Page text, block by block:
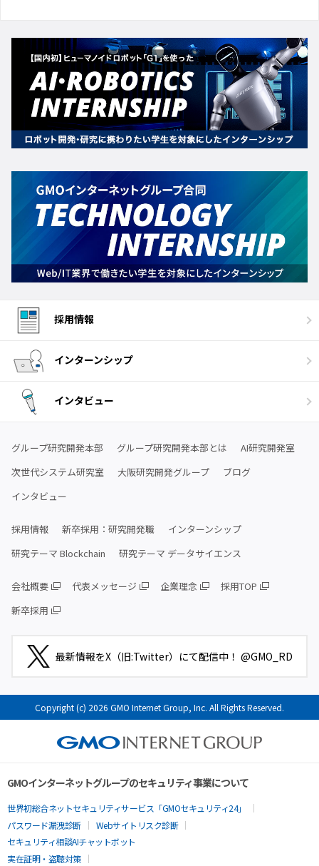
採用情報
インターンシップ
インタビュー
グループ研究開発本部 グループ研究開発本部とは
AI研究開発室
次世代システム研究室
大阪研究開発グループ
ブログ
インタビュー
採用情報 新卒採用：研究開発職
インターンシップ
研究テーマ Blockchain
研究テーマ データサイエンス
会社概要 代表メッセージ 企業理念
採用TOP
新卒採用
最新情報をX（旧:Twitter）にて配信中！ @GMO_RD
Copyright (c) 2026 GMO Internet Group, Inc. All Rights Reserved.
GMOインターネットグループのセキュリティ事業について
世界初総合ネットセキュリティサービス「GMOセキュリティ24」
パスワード漏洩診断
Webサイトリスク診断
セキュリティ相談AIチャットボット
実在証明・盗聴対策